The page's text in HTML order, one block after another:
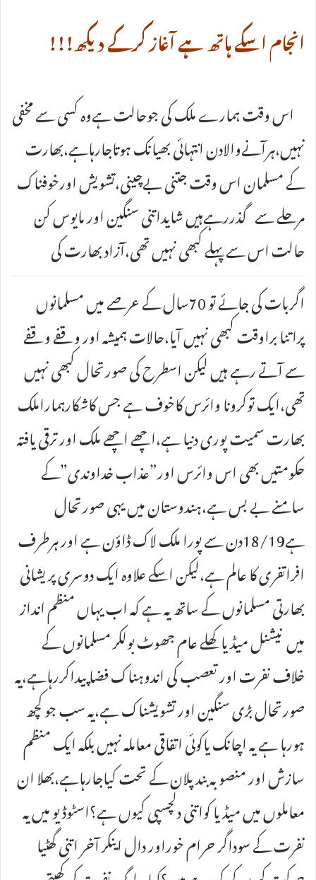
انجام اسکے ہاتھ ہے آغاز کرکے دیکھ!!!
اس وقت ہمارے ملک کی جوحالت ہےوہ کسی سے مخفی
نہیں،ہرآنےوالادن انتہائی بھیانک ہوتاجارہاہے،بھارت
کے مسلمان اس وقت جتنی بےچینی،تشویش اورخوفناک
مرحلے سے گذررہےہیں شایداتنی سنگین اور مایوس کن
حالت اس سے پہلے کبھی نہیں تھی،آزاد بھارت کی
اگربات کی جائے تو 70سال کے عرصے میں مسلمانوں
پراتنا براوقت کبھی نہیں آیا،حالات ہمیشہ اور وقفے وقفے
سے آتے رہے ہیں لیکن اسطرح کی صورتحال کبھی نہیں
تھی،ایک توکرونا وائرس کاخوف ہے جس کاشکارہماراملک
بھارت سمیت پوری دنیا ہے،اچھے اچھے ملک اور ترقی یافتہ
حکومتیں بھی اس وائرس اور”عذاب خداوندی”کے
سامنے بے بس ہے،ہندوستان میں یہی صورتحال
ہے18/19دن سے پورا ملک لاک ڈاؤن ہے اور ہرطرف
افراتفری کا عالم ہے،لیکن اسکے علاوہ ایک دوسری پریشانی
بھارتی مسلمانوں کے ساتھ یہ ہے کہ اب یہاں منظم انداز
میں نیشنل میڈیا کھلے عام جھوٹ بولکر مسلمانوں کے
خلاف نفرت اور تعصب کی اندوہناک فضا پیداکررہاہے،یہ
صورتحال بڑی سنگین اور تشویشناک ہے،یہ سب جو کچھ
ہورہا ہے یہ اچانک یاکوئی اتفاقی معاملہ نہیں بلکہ ایک منظم
سازش اور منصوبہ بند پلان کے تحت کیاجارہاہے،بھلا ان
معاملوں میں میڈیا کواتنی دلچسپی کیوں ہے؟اسٹوڈیو میں یہ
نفرت کے سوداگر حرام خوراور دال اینکر آخر اتنی گھٹیا